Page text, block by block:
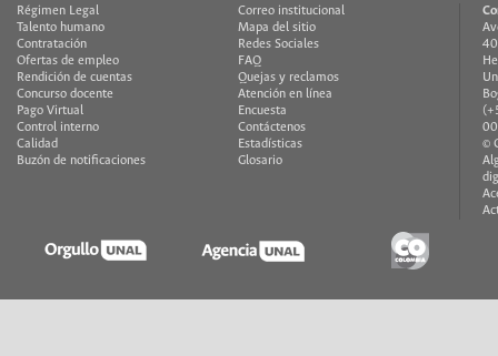
Régimen Legal
Talento humano
Contratación
Ofertas de empleo
Rendición de cuentas
Concurso docente
Pago Virtual
Control interno
Calidad
Buzón de notificaciones
Correo institucional
Mapa del sitio
Redes Sociales
FAQ
Quejas y reclamos
Atención en línea
Encuesta
Contáctenos
Estadísticas
Glosario
©